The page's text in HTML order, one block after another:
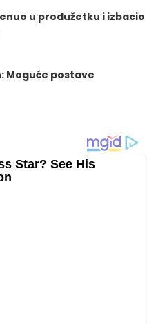
u produžetku i izbacio
Moguće postave